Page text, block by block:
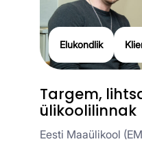
Elukondlik
Targem,
ülikoolilinnak
Eesti Maaülikool